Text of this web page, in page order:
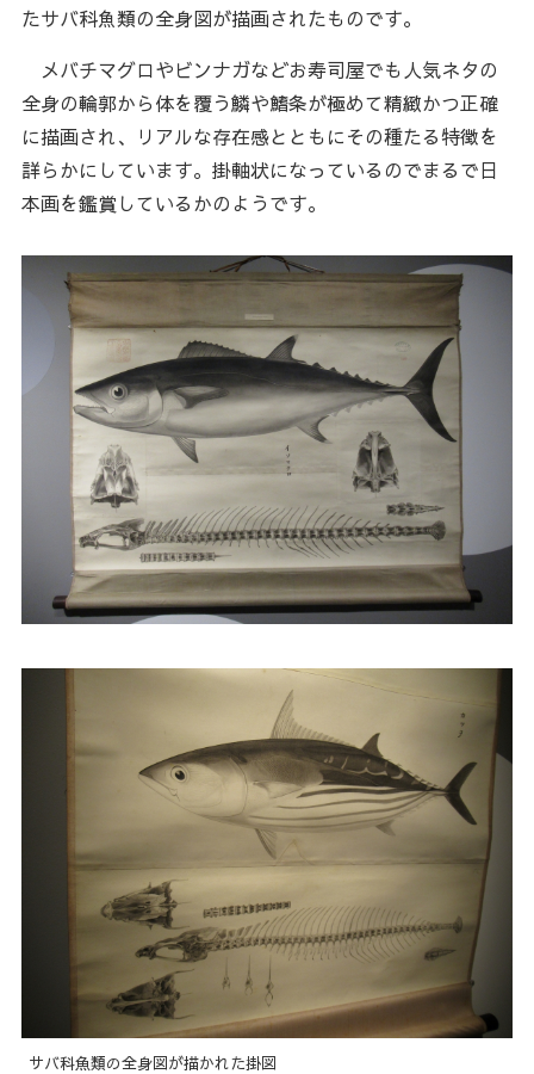
たサバ科魚類の全身図が描画されたものです。
メバチマグロやビンナガなどお寿司屋でも人気ネタの
全身の輪郭から体を覆う鱗や鰭条が極めて精緻かつ正確
に描画され、リアルな存在感とともにその種たる特徴を
詳らかにしています。掛軸状になっているのでまるで日
本画を鑑賞しているかのようです。
サバ科魚類の全身図が描かれた掛図